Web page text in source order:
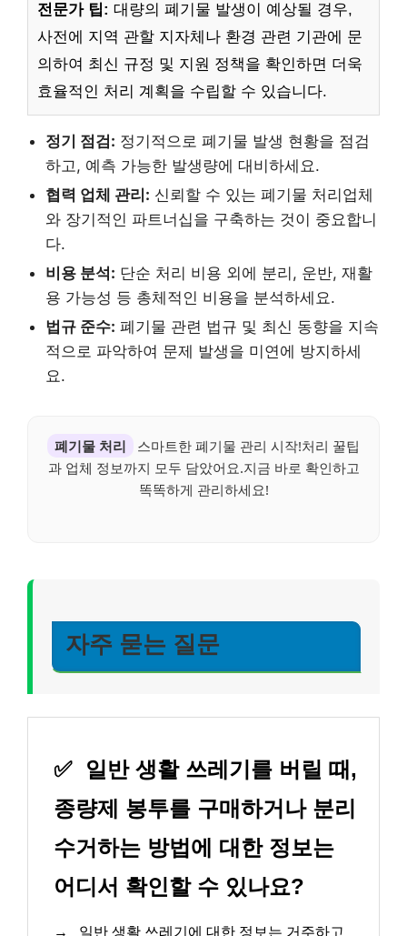
전문가 팁: 대량의 폐기물 발생이 예상될 경우,
사전에 지역 관할 지자체나 환경 관련 기관에 문
의하여 최신 규정 및 지원 정책을 확인하면 더욱
효율적인 처리 계획을 수립할 수 있습니다.
정기 점검: 정기적으로 폐기물 발생 현황을 점검
하고, 예측 가능한 발생량에 대비하세요.
협력 업체 관리: 신뢰할 수 있는 폐기물 처리업체
와 장기적인 파트너십을 구축하는 것이 중요합니
다.
비용 분석: 단순 처리 비용 외에 분리, 운반, 재활
용 가능성 등 총체적인 비용을 분석하세요.
법규 준수: 폐기물 관련 법규 및 최신 동향을 지속
적으로 파악하여 문제 발생을 미연에 방지하세
요.
폐기물 처리
스마트한 폐기물 관리 시작!처리 꿀팁
과 업체 정보까지 모두 담았어요.지금 바로 확인하고
똑똑하게 관리하세요!
자주 묻는 질문
✅
일반 생활 쓰레기를 버릴 때,
종량제 봉투를 구매하거나 분리
수거하는 방법에 대한 정보는
어디서 확인할 수 있나요?
→
일반 생활 쓰레기에 대한 정보는 거주하고